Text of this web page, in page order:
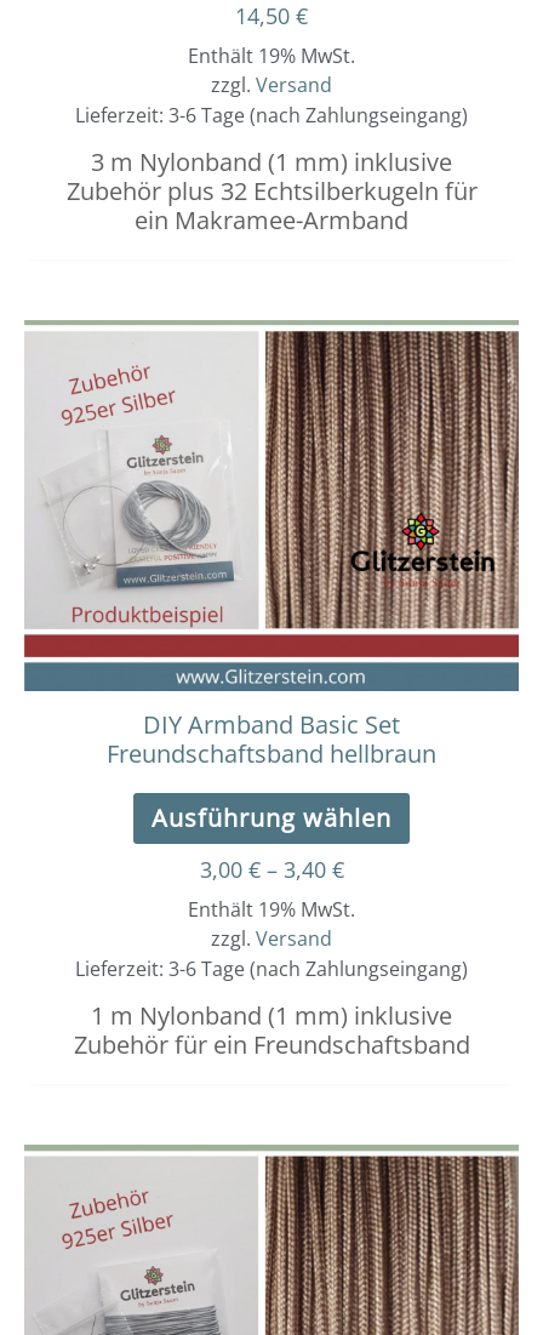
14,50 €
Enthält 19% MwSt.
zzgl. Versand
Lieferzeit: 3-6 Tage (nach Zahlungseingang)
3 m Nylonband (1 mm) inklusive
Zubehör plus 32 Echtsilberkugeln für
ein Makramee-Armband
DIY Armband Basic Set
Freundschaftsband hellbraun
Ausführung wählen
Dieses
Produkt
weist
mehrere
Varianten
auf.
Die
Optionen
können
auf
der
3,00 € – 3,40 €
Preisspanne:
3,00 €
bis
3,40 €
Enthält 19% MwSt.
zzgl. Versand
Lieferzeit: 3-6 Tage (nach Zahlungseingang)
1 m Nylonband (1 mm) inklusive
Zubehör für ein Freundschaftsband